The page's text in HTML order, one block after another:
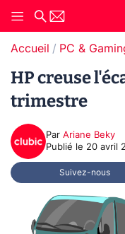
Accueil PC &
HP creuse
trimestre
Par Ariane Beky
Publié le 20 avril
Suivez-nous